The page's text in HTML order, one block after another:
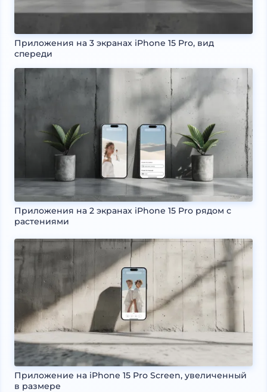
Приложения на 3 экранах iPhone 15 Pro, вид
спереди
Приложения на 2 экранах iPhone 15 Pro рядом с
растениями
Приложение на iPhone 15 Pro Screen, увеличенный
в размере